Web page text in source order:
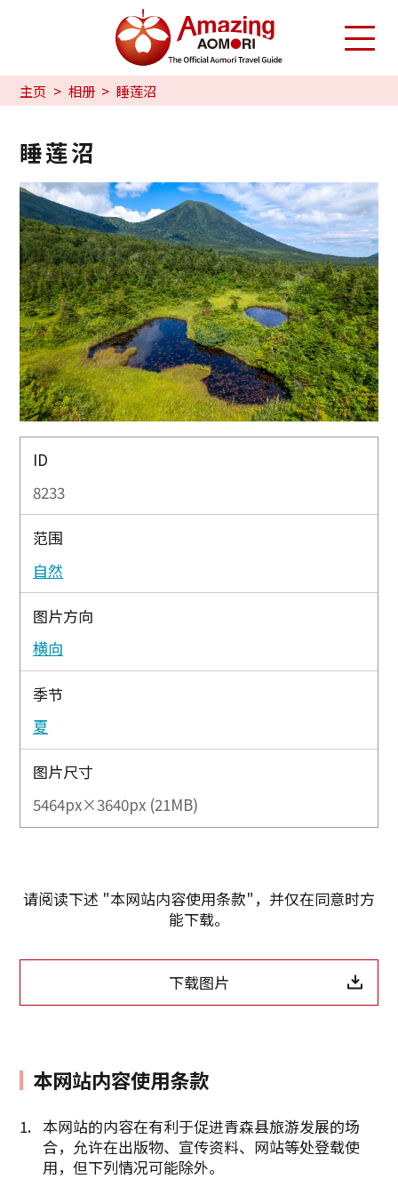
主页 相册 睡莲沼
睡莲沼
ID
8233
范围
自然
图片方向
横向
季节
夏
图片尺寸
5464px×3640px (21MB)
请阅读下述 "本网站内容使用条款"，并仅在同意时方
能下载。
下载图片
本网站内容使用条款
本网站的内容在有利于促进青森县旅游发展的场
合，允许在出版物、宣传资料、网站等处登载使
用，但下列情况可能除外。
复制链接